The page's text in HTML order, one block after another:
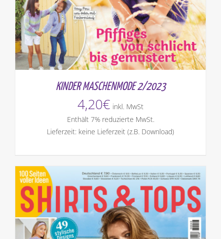
KINDER MASCHENMODE 2/2023
4,20€ inkl. MwSt
Enthält 7% reduzierte MwSt.
Lieferzeit: keine Lieferzeit (z.B. Download)